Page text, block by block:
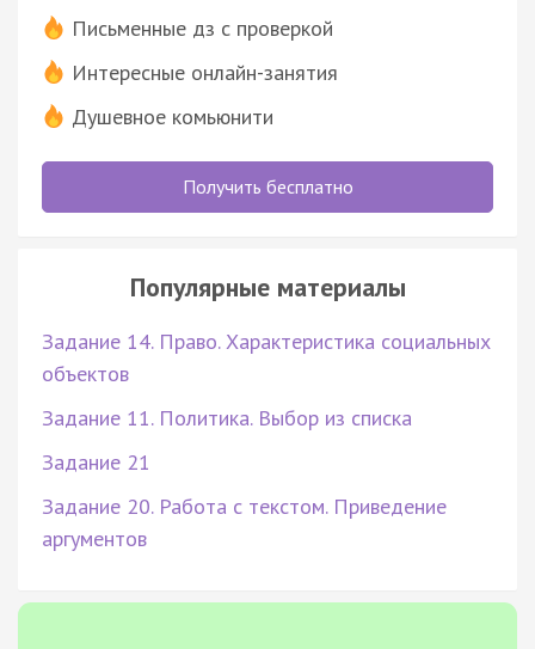
Письменные дз с проверкой
Интересные онлайн-занятия
Душевное комьюнити
Получить бесплатно
Популярные материалы
Задание 14. Право. Характеристика социальных
объектов
Задание 11. Политика. Выбор из списка
Задание 21
Задание 20. Работа с текстом. Приведение
аргументов